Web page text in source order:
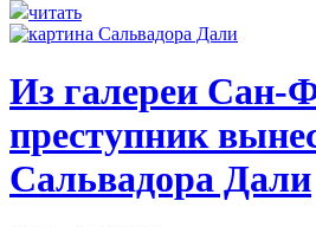
читать
Из галереи Сан-
преступник
Сальвадора Дали